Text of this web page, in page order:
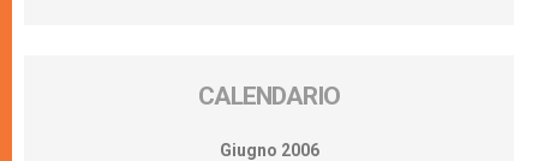
CALENDARIO
Giugno 2006